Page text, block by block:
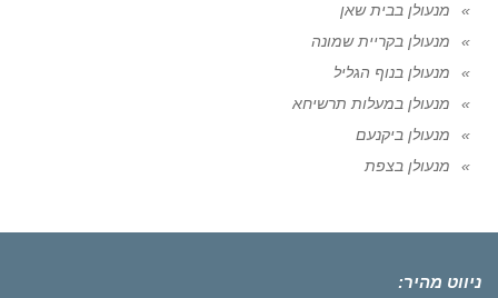
מנעולן בבית שאן
מנעולן בקריית שמונה
מנעולן בנוף הגליל
מנעולן במעלות תרשיחא
מנעולן ביקנעם
מנעולן בצפת
ניווט מהיר: